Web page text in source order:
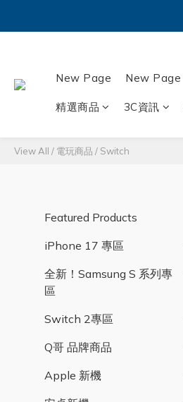
New Page New Page
精選商品 3C資訊
View All / 電玩商品 / Switch
Featured Products
iPhone 17 專區
全新！Samsung S 系列專
區
Switch 2專區
Q哥 品牌商品
Apple 新機